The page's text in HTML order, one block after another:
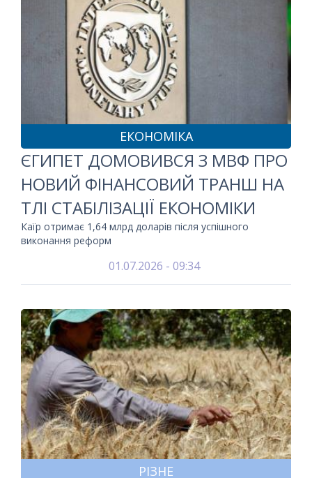
ЕКОНОМІКА
ЄГИПЕТ ДОМОВИВСЯ З МВФ ПРО
НОВИЙ ФІНАНСОВИЙ ТРАНШ НА
ТЛІ СТАБІЛІЗАЦІЇ ЕКОНОМІКИ
Каїр отримає 1,64 млрд доларів після успішного
виконання реформ
01.07.2026 - 09:34
РІЗНЕ